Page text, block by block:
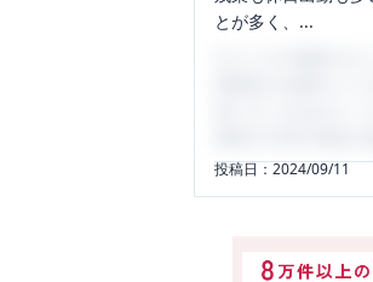
とが多く、...
口コミを1投稿する
性限定の企業口コ
気にすべき点がた
将来の不安や現在
投稿日：2024/09/11